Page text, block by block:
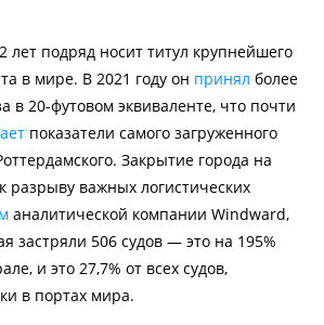
лет подряд носит титул крупнейшего
в мире. В 2021 году он принял более
в 20-футовом эквиваленте, что почти
показатели самого загруженного
Закрытие города на
разрыву важных логистических
аналитической компании Windward,
застряли 506 судов — это на 195%
и это 27,7% от всех судов,
в портах мира.